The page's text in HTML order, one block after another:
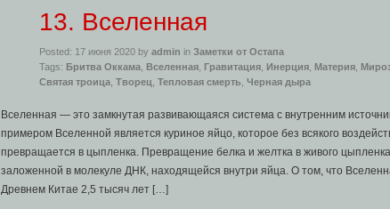
13. Вселенная
Posted: 17 июня 2020 by admin in Заметки от Остапа
Tags: Бритва Оккама Вселенная Гравитация Инерция Материя
Святая троица Творец Тепловая смерть Черная дыра
Вселенная — это замкнутая развивающаяся система с внутренним
примером Вселенной является куриное яйцо, которое без всякого
превращается в цыпленка. Превращение белка и желтка в живого
заложенной в молекуле ДНК, находящейся внутри яйца. О том, что
Древнем Китае 2,5 тысяч лет […]